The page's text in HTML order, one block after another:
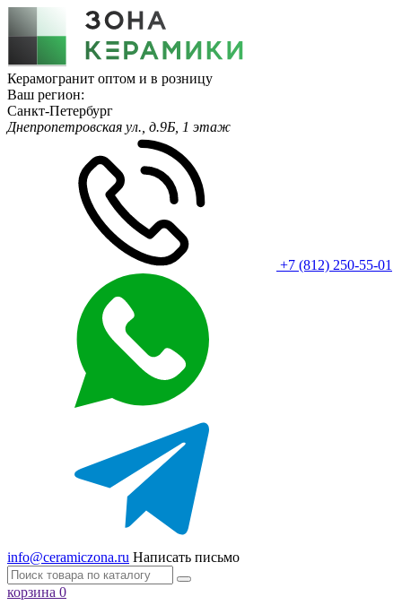
Керамогранит оптом и в розницу
Ваш регион:
Санкт-Петербург
Днепропетровская ул., д.9Б, 1 этаж
+7 (812) 250-55-01
info@ceramiczona.ru Написать письмо
корзина 0